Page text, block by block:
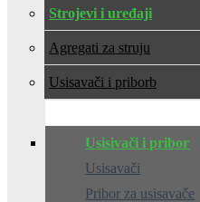
Strojevi i uređaji
Agregati za struju
Usisavači i pribor
Usisivači i pribor
Usisavači
Pribor za usisavače